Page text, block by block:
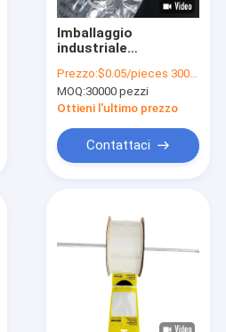
Imballaggio
industriale
sacchetto stampa a
colori per
abbigliamento
intima
Prezzo:$0.05/pieces 30000-299999 pieces
MOQ:30000 pezzi
Ottieni l'ultimo prezzo
Contattaci